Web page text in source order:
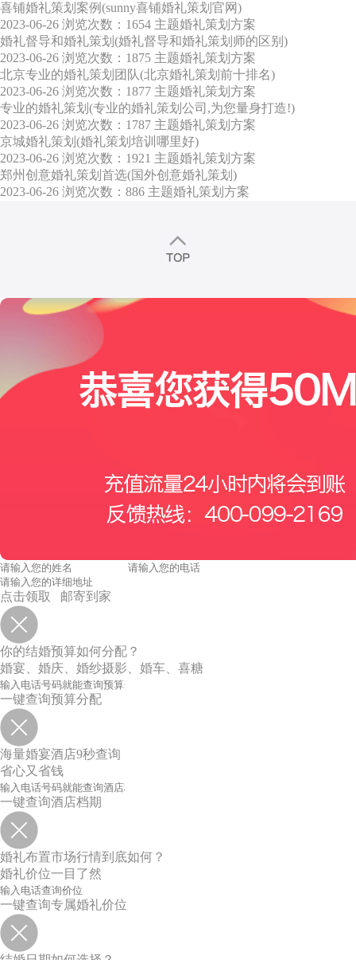
喜铺婚礼策划案例(sunny喜铺婚礼策划官网)
2023-06-26 浏览次数：1654 主题婚礼策划方案
婚礼督导和婚礼策划(婚礼督导和婚礼策划师的区别)
2023-06-26 浏览次数：1875 主题婚礼策划方案
北京专业的婚礼策划团队(北京婚礼策划前十排名)
2023-06-26 浏览次数：1877 主题婚礼策划方案
专业的婚礼策划(专业的婚礼策划公司,为您量身打造!)
2023-06-26 浏览次数：1787 主题婚礼策划方案
京城婚礼策划(婚礼策划培训哪里好)
2023-06-26 浏览次数：1921 主题婚礼策划方案
郑州创意婚礼策划首选(国外创意婚礼策划)
2023-06-26 浏览次数：886 主题婚礼策划方案
点击领取 邮寄到家
你的结婚预算如何分配？
婚宴、婚庆、婚纱摄影、婚车、喜糖
一键查询预算分配
海量婚宴酒店9秒查询
省心又省钱
一键查询酒店档期
婚礼布置市场行情到底如何？
婚礼价位一目了然
一键查询专属婚礼价位